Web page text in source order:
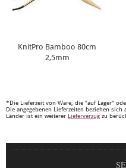
KnitPro Bamboo 80cm
2,5mm
*Die Lieferzeit von Ware, die "auf Lager"
Die angegebenen Lieferzeiten beziehen
Länder ist ein weiterer Lieferverzug zu